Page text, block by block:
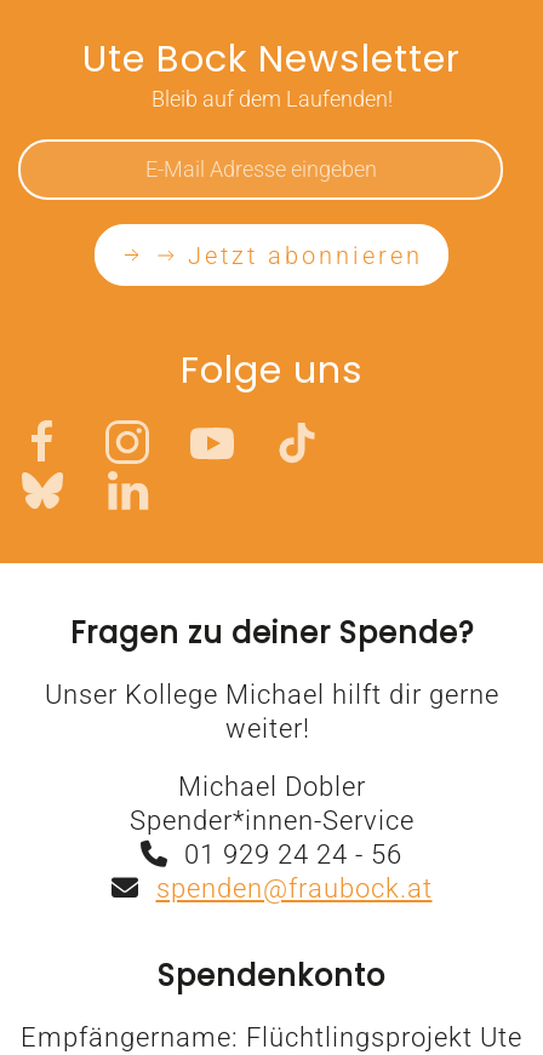
Ute Bock Newsletter
Bleib auf dem Laufenden!
Jetzt abonnieren
Folge uns
Fragen zu deiner Spende?
Unser Kollege Michael hilft dir gerne
weiter!
Michael Dobler
Spender*innen-Service
01 929 24 24 - 56
spenden@fraubock.at
Spendenkonto
Empfängername: Flüchtlingsprojekt Ute